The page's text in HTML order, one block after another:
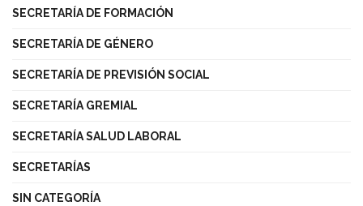
SECRETARÍA DE FORMACIÓN
SECRETARÍA DE GÉNERO
SECRETARÍA DE PREVISIÓN SOCIAL
SECRETARÍA GREMIAL
SECRETARÍA SALUD LABORAL
SECRETARÍAS
SIN CATEGORÍA